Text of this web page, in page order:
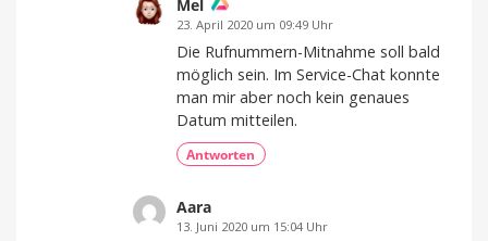
Mel
23. April 2020 um 09:49 Uhr
Die Rufnummern-Mitnahme soll bald
möglich sein. Im Service-Chat konnte
man mir aber noch kein genaues
Datum mitteilen.
Antworten
Aara
13. Juni 2020 um 15:04 Uhr